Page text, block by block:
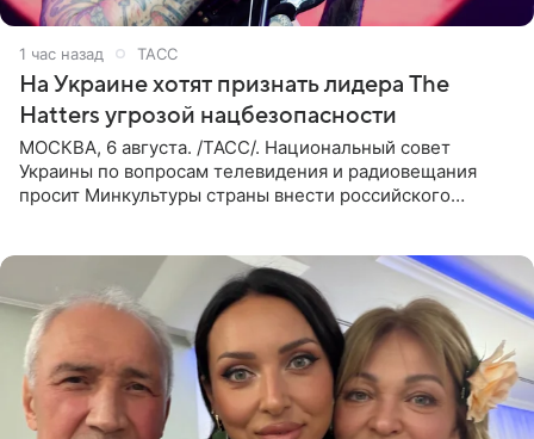
1 час назад ТАСС
На Украине хотят признать лидера The
Hatters угрозой нацбезопасности
МОСКВА, 6 августа. /ТАСС/. Национальный совет
Украины по вопросам телевидения и радиовещания
просит Минкультуры страны внести российского